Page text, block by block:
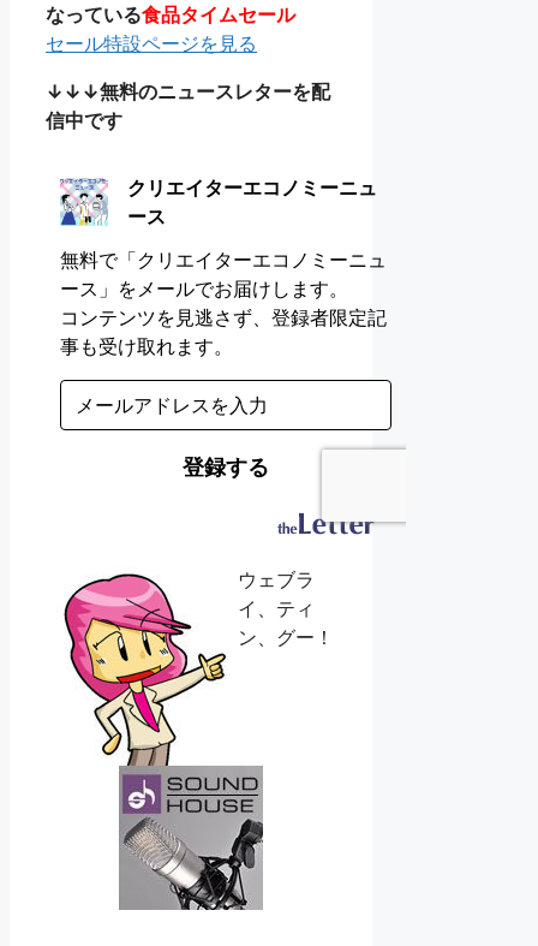
なっている食品タイムセール
セール特設ページを見る
↓↓↓無料のニュースレターを配
信中です
ウェブラ
イ、ティ
ン、グー！